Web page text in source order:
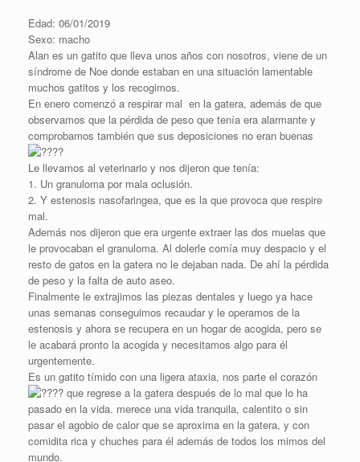
Edad: 06/01/2019
Sexo: macho
Alan es un gatito que lleva unos años con nosotros, viene de un
síndrome de Noe donde estaban en una situación lamentable
muchos gatitos y los recogimos.
En enero comenzó a respirar mal en la gatera, además de que
observamos que la pérdida de peso que tenía era alarmante y
comprobamos también que sus deposiciones no eran buenas
Le llevamos al veterinario y nos dijeron que tenía:
1. Un granuloma por mala oclusión.
2. Y estenosis nasofaringea, que es la que provoca que respire
mal.
Además nos dijeron que era urgente extraer las dos muelas que
le provocaban el granuloma. Al dolerle comía muy despacio y el
resto de gatos en la gatera no le dejaban nada. De ahí la pérdida
de peso y la falta de auto aseo.
Finalmente le extrajimos las piezas dentales y luego ya hace
unas semanas conseguimos recaudar y le operamos de la
estenosis y ahora se recupera en un hogar de acogida, pero se
le acabará pronto la acogida y necesitamos algo para él
urgentemente.
Es un gatito tímido con una ligera ataxia, nos parte el corazón
que regrese a la gatera después de lo mal que lo ha
pasado en la vida. merece una vida tranquila, calentito o sin
pasar el agobio de calor que se aproxima en la gatera, y con
comidita rica y chuches para él además de todos los mimos del
mundo.